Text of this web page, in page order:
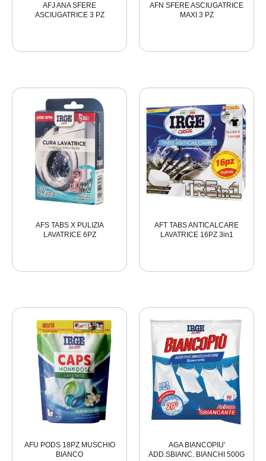
AFJ ANA SFERE
ASCIUGATRICE 3 PZ
AFN SFERE ASCIUGATRICE
MAXI 3 PZ
AFS TABS X PULIZIA
LAVATRICE 6PZ
AFT TABS ANTICALCARE
LAVATRICE 16PZ 3in1
AFU PODS 18PZ MUSCHIO
BIANCO
AGA BIANCOPIU'
ADD.SBIANC. BIANCHI 500G